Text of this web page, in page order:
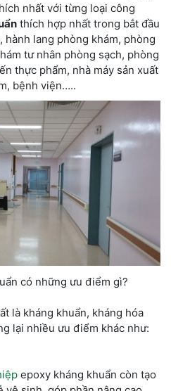
nhất với từng loại công
thích hợp nhất trong bắt đầu
hành lang phòng khám, phòng
tư nhân phòng sạch, phòng
thực phẩm, nhà máy sản xuất
bệnh viện…..
có những ưu điểm gì?
là kháng khuẩn, kháng hóa
lại nhiều ưu điểm khác như:
epoxy kháng khuẩn còn tạo